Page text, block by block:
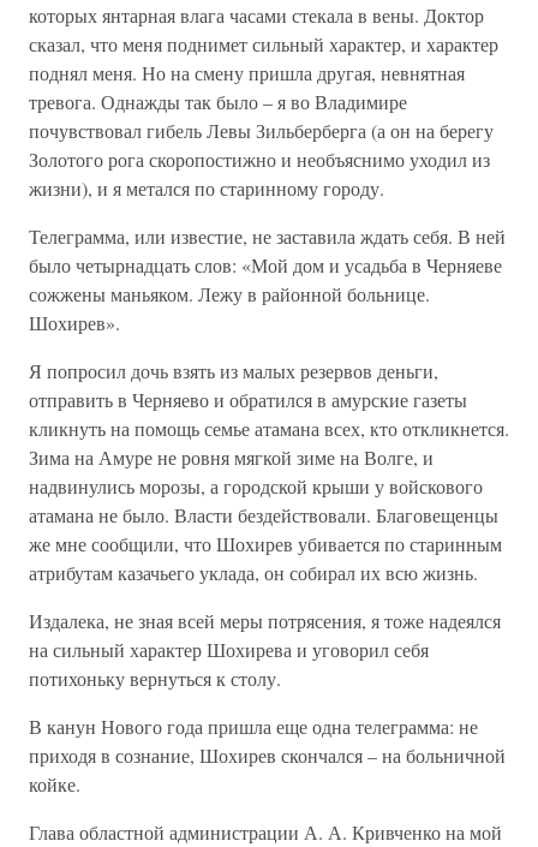
которых янтарная влага часами стекала в вены. Доктор
сказал, что меня поднимет сильный характер, и характер
поднял меня. Но на смену пришла другая, невнятная
тревога. Однажды так было – я во Владимире
почувствовал гибель Левы Зильберберга (а он на берегу
Золотого рога скоропостижно и необъяснимо уходил из
жизни), и я метался по старинному городу.
Телеграмма, или известие, не заставила ждать себя. В ней
было четырнадцать слов: «Мой дом и усадьба в Черняеве
сожжены маньяком. Лежу в районной больнице.
Шохирев».
Я попросил дочь взять из малых резервов деньги,
отправить в Черняево и обратился в амурские газеты
кликнуть на помощь семье атамана всех, кто откликнется.
Зима на Амуре не ровня мягкой зиме на Волге, и
надвинулись морозы, а городской крыши у войскового
атамана не было. Власти бездействовали. Благовещенцы
же мне сообщили, что Шохирев убивается по старинным
атрибутам казачьего уклада, он собирал их всю жизнь.
Издалека, не зная всей меры потрясения, я тоже надеялся
на сильный характер Шохирева и уговорил себя
потихоньку вернуться к столу.
В канун Нового года пришла еще одна телеграмма: не
приходя в сознание, Шохирев скончался – на больничной
койке.
Глава областной администрации А. А. Кривченко на мой